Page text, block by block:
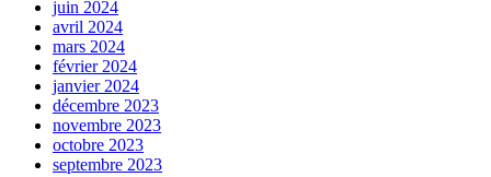
juin 2024
avril 2024
mars 2024
février 2024
janvier 2024
décembre 2023
novembre 2023
octobre 2023
septembre 2023